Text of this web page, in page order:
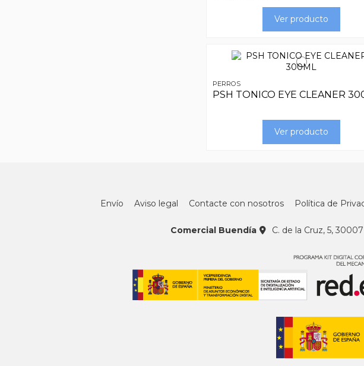
Ver producto
PERROS
PSH TONICO EYE CLEANER
Ver producto
Envío Aviso legal Contacte con nosotros Política de
Comercial Buendía C. de la Cruz, 5,